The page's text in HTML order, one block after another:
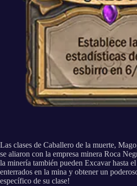
Las clases de Caballero de la muerte,
se aliaron con la empresa minera Roca
la minería también pueden Excavar hasta
enterrados en la mina y obtener un
específico de su clase!